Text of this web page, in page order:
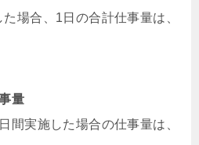
場合、1日の合計仕事量は、
量
間実施した場合の仕事量は、